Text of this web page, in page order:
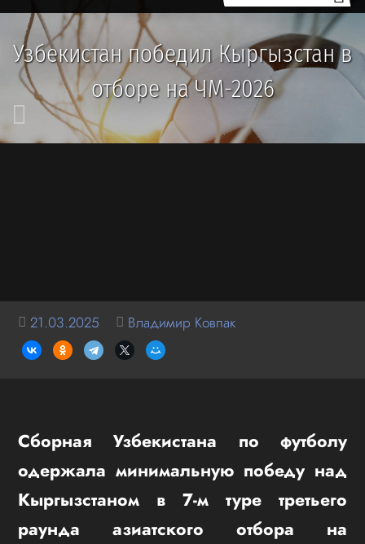
Узбекистан победил Кыргызстан в
отборе на ЧМ-2026
21.03.2025 Владимир Ковпак
Сборная Узбекистана по футболу
одержала минимальную победу над
Кыргызстаном в 7-м туре третьего
раунда азиатского отбора на